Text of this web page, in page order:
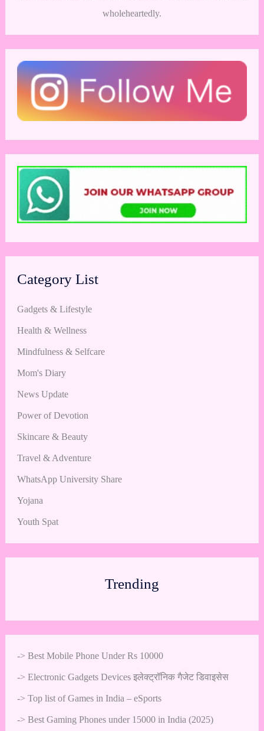
wholeheartedly.
Category List
Gadgets & Lifestyle
Health & Wellness
Mindfulness & Selfcare
Mom's Diary
News Update
Power of Devotion
Skincare & Beauty
Travel & Adventure
WhatsApp University Share
Yojana
Youth Spat
Trending
-> Best Mobile Phone Under Rs 10000
-> Electronic Gadgets Devices इलेक्ट्रॉनिक गैजेट डिवाइसेस
-> Top list of Games in India – eSports
-> Best Gaming Phones under 15000 in India (2025)